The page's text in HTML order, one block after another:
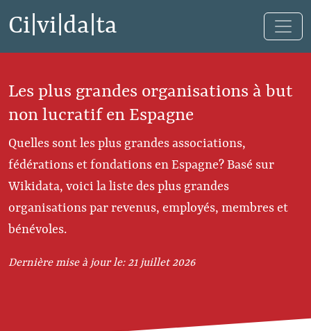
Ci|vi|da|ta
Les plus grandes organisations à but
non lucratif en Espagne
Quelles sont les plus grandes associations,
fédérations et fondations en Espagne? Basé sur
Wikidata, voici la liste des plus grandes
organisations par revenus, employés, membres et
bénévoles.
Dernière mise à jour le: 21 juillet 2026